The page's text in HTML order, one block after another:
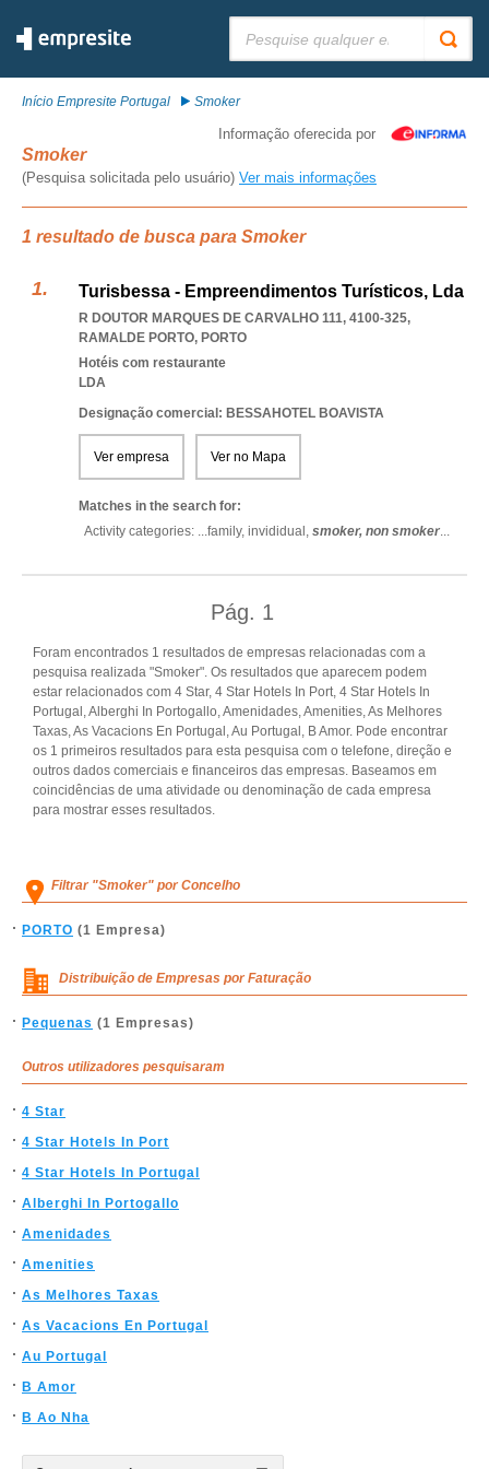
Início Empresite Portugal Smoker
Informação oferecida por
Smoker
(Pesquisa solicitada pelo usuário) Ver mais informações
1 resultado de busca para Smoker
Turisbessa - Empreendimentos Turísticos, Lda
R DOUTOR MARQUES DE CARVALHO 111, 4100-325,
RAMALDE PORTO, PORTO
Hotéis com restaurante
LDA
Designação comercial: BESSAHOTEL BOAVISTA
Ver empresa Ver no Mapa
Matches in the search for:
Activity categories: ...family, invididual, smoker, non smoker...
Pág. 1
Foram encontrados 1 resultados de empresas relacionadas com a
pesquisa realizada "Smoker". Os resultados que aparecem podem
estar relacionados com 4 Star, 4 Star Hotels In Port, 4 Star Hotels In
Portugal, Alberghi In Portogallo, Amenidades, Amenities, As Melhores
Taxas, As Vacacions En Portugal, Au Portugal, B Amor. Pode encontrar
os 1 primeiros resultados para esta pesquisa com o telefone, direção e
outros dados comerciais e financeiros das empresas. Baseamos em
coincidências de uma atividade ou denominação de cada empresa
para mostrar esses resultados.
Filtrar "Smoker" por Concelho
PORTO (1 Empresa)
Distribuição de Empresas por Faturação
Pequenas (1 Empresas)
Outros utilizadores pesquisaram
4 Star
4 Star Hotels In Port
4 Star Hotels In Portugal
Alberghi In Portogallo
Amenidades
Amenities
As Melhores Taxas
As Vacacions En Portugal
Au Portugal
B Amor
B Ao Nha